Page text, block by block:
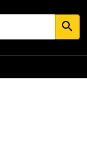
search